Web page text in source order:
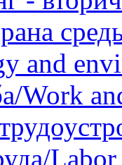
and
Work
Labor